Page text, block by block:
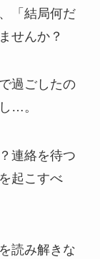
「結局何だ
せんか？
過ごしたの
…。
連絡を待つ
起こすべ
読み解きな